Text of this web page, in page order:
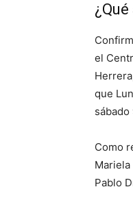
el
que
sábado
Como
Pablo